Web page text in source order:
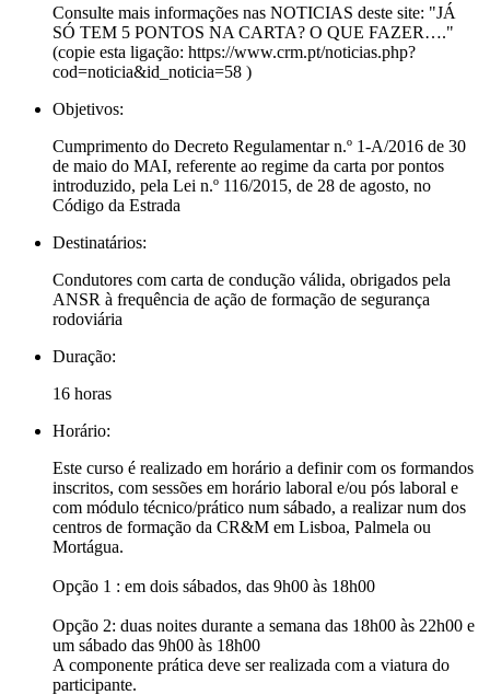
Consulte mais informações nas NOTICIAS deste site: "JÁ
SÓ TEM 5 PONTOS NA CARTA? O QUE FAZER…."
(copie esta ligação: https://www.crm.pt/noticias.php?
cod=noticia&id_noticia=58 )
Objetivos:
Cumprimento do Decreto Regulamentar n.º 1-A/2016 de 30
de maio do MAI, referente ao regime da carta por pontos
introduzido, pela Lei n.º 116/2015, de 28 de agosto, no
Código da Estrada
Destinatários:
Condutores com carta de condução válida, obrigados pela
ANSR à frequência de ação de formação de segurança
rodoviária
Duração:
16 horas
Horário:
Este curso é realizado em horário a definir com os formandos
inscritos, com sessões em horário laboral e/ou pós laboral e
com módulo técnico/prático num sábado, a realizar num dos
centros de formação da CR&M em Lisboa, Palmela ou
Mortágua.
Opção 1 : em dois sábados, das 9h00 às 18h00
Opção 2: duas noites durante a semana das 18h00 às 22h00 e
um sábado das 9h00 às 18h00
A componente prática deve ser realizada com a viatura do
participante.